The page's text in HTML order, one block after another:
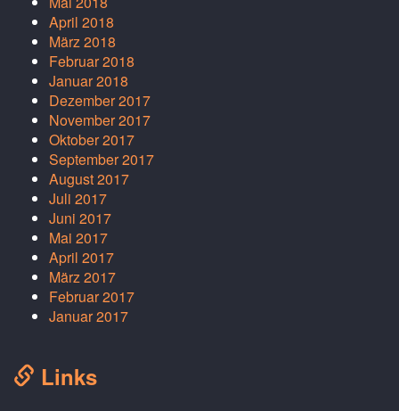
April 2018
März 2018
Februar 2018
Januar 2018
Dezember 2017
November 2017
Oktober 2017
September 2017
August 2017
Juli 2017
Juni 2017
Mai 2017
April 2017
März 2017
Februar 2017
Januar 2017
Links